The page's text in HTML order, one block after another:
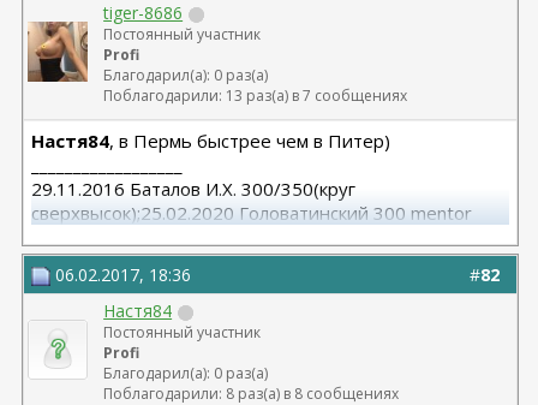
tiger-8686
Постоянный участник
Profi
Благодарил(а): 0 раз(а)
Поблагодарили: 13 раз(а) в 7 сообщениях
Настя84, в Пермь быстрее чем в Питер)
29.11.2016 Баталов И.Х. 300/350(круг
сверхвысок);25.02.2020 Головатинский 300 mentor
#82
06.02.2017, 18:36
Настя84
Постоянный участник
Profi
Благодарил(а): 0 раз(а)
Поблагодарили: 8 раз(а) в 8 сообщениях